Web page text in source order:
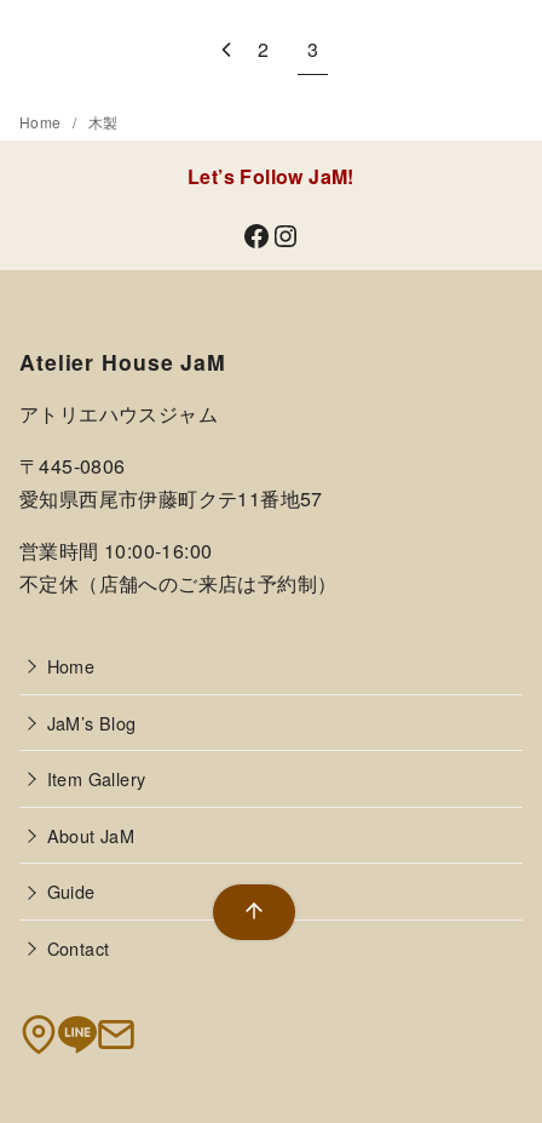
2 3
Home 木製
Let’s Follow JaM!
Facebook Instagram
Atelier House JaM
アトリエハウスジャム
〒445-0806
愛知県西尾市伊藤町クテ11番地57
営業時間 10:00-16:00
不定休（店舗へのご来店は予約制）
Home
JaM’s Blog
Item Gallery
About JaM
Guide
Contact